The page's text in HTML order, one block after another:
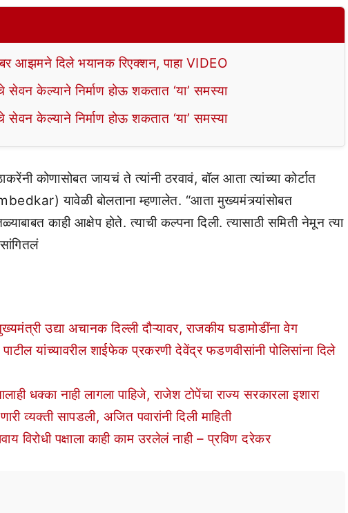
आझमने दिले भयानक रिएक्शन, पाहा VIDEO
केल्याने निर्माण होऊ शकतात ‘या’ समस्या
केल्याने निर्माण होऊ शकतात ‘या’ समस्या
कोणासोबत जायचं ते त्यांनी ठरवावं, बॉल आता त्यांच्या कोर्टात
यावेळी बोलताना म्हणालेत. “आता मुख्यमंत्र्यांसोबत
काही आक्षेप होते. त्याची कल्पना दिली. त्यासाठी समिती नेमून त्या
उद्या अचानक दिल्ली दौऱ्यावर, राजकीय घडामोडींना वेग
यांच्यावरील शाईफेक प्रकरणी देवेंद्र फडणवीसांनी पोलिसांना दिले
धक्का नाही लागला पाहिजे, राजेश टोपेंचा राज्य सरकारला इशारा
व्यक्ती सापडली, अजित पवारांनी दिली माहिती
पक्षाला काही काम उरलेलं नाही – प्रविण दरेकर